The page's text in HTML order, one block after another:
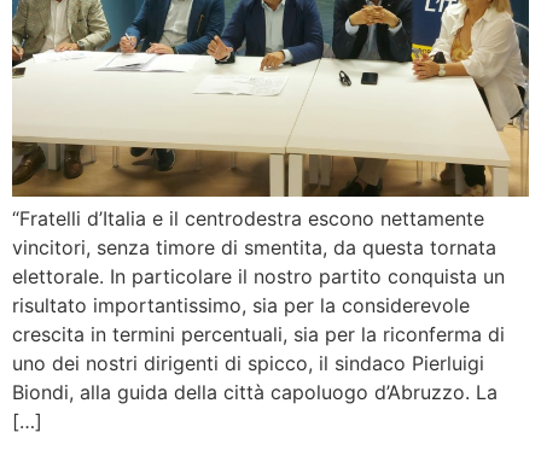
“Fratelli d’Italia e il centrodestra escono nettamente
vincitori, senza timore di smentita, da questa tornata
elettorale. In particolare il nostro partito conquista un
risultato importantissimo, sia per la considerevole
crescita in termini percentuali, sia per la riconferma di
uno dei nostri dirigenti di spicco, il sindaco Pierluigi
Biondi, alla guida della città capoluogo d’Abruzzo. La
[…]